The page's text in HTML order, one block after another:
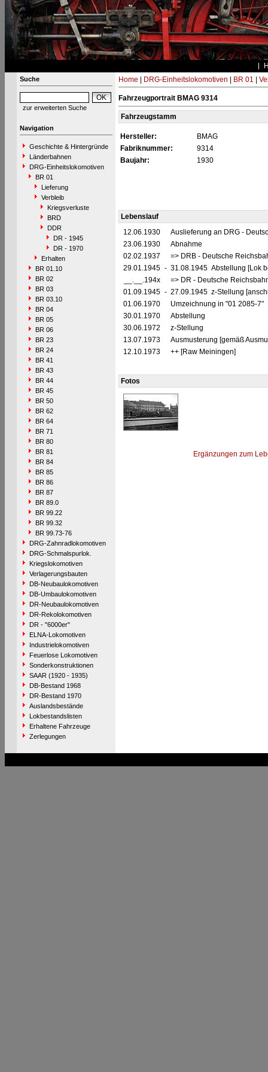
Suche
zur erweiterten Suche
Navigation
Geschichte & Hintergründe
Länderbahnen
DRG-Einheitslokomotiven
BR 01
Lieferung
Verbleib
Kriegsverluste
BRD
DDR
DR - 1945
DR - 1970
Erhalten
BR 01.10
BR 02
BR 03
BR 03.10
BR 04
BR 05
BR 06
BR 23
BR 24
BR 41
BR 43
BR 44
BR 45
BR 50
BR 62
BR 64
BR 71
BR 80
BR 81
BR 84
BR 85
BR 86
BR 87
BR 89.0
BR 99.22
BR 99.32
BR 99.73-76
DRG-Zahnradlokomotiven
DRG-Schmalspurlok.
Kriegslokomotiven
Verlagerungsbauten
DB-Neubaulokomotiven
DB-Umbaulokomotiven
DR-Neubaulokomotiven
DR-Rekolokomotiven
DR - "6000er"
ELNA-Lokomotiven
Industrielokomotiven
Feuerlose Lokomotiven
Sonderkonstruktionen
SAAR (1920 - 1935)
DB-Bestand 1968
DR-Bestand 1970
Auslandsbestände
Lokbestandslisten
Erhaltene Fahrzeuge
Zerlegungen
Home DRG-Einheitslokomotiven BR 01
Fahrzeugportrait BMAG 9314
Fahrzeugstamm
Hersteller:
BMAG
Fabriknummer:
9314
Baujahr:
1930
Lebenslauf
12.06.1930
Auslieferung an DRG -
23.06.1930
Abnahme
02.02.1937
=> DRB - Deutsche
29.01.1945 - 31.08.1945 Abstellung [Lok
__.__.194x
=> DR - Deutsche
01.09.1945 - 27.09.1945 z-Stellung
01.06.1970
Umzeichnung in "01 2085-7"
30.01.1970
Abstellung
30.06.1972
z-Stellung
13.07.1973
Ausmusterung [gemäß
12.10.1973
++ [Raw Meiningen]
Fotos
Ergänzungen zum